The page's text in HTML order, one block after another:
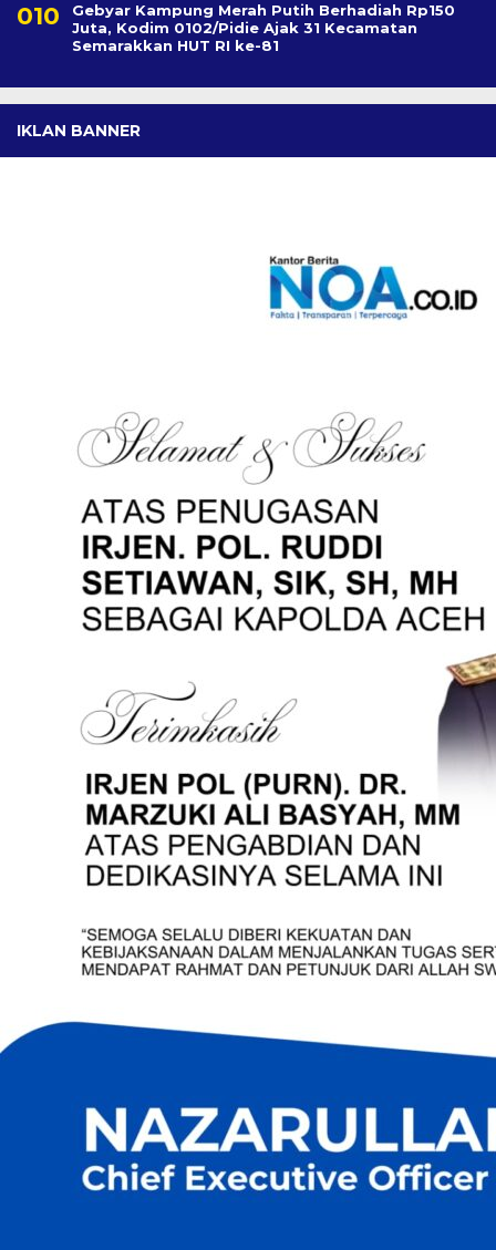
Gebyar Kampung Merah Putih Berhadiah Rp150
Juta, Kodim 0102/Pidie Ajak 31 Kecamatan
Semarakkan HUT RI ke-81
IKLAN BANNER